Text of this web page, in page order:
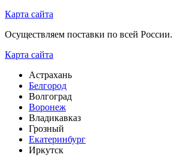
Карта сайта
Осуществляем поставки по всей России.
Карта сайта
Астрахань
Белгород
Волгоград
Воронеж
Владикавказ
Грозный
Екатеринбург
Иркутск